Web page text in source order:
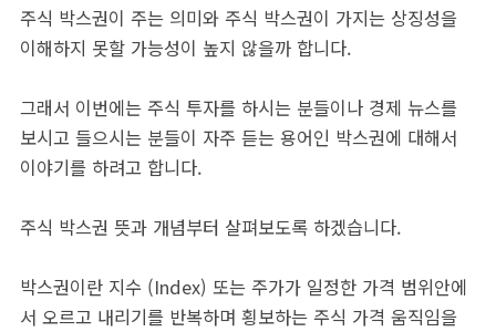
주식 박스권이 주는 의미와 주식 박스권이 가지는 상징성을
이해하지 못할 가능성이 높지 않을까 합니다.
그래서 이번에는 주식 투자를 하시는 분들이나 경제 뉴스를
보시고 들으시는 분들이 자주 듣는 용어인 박스권에 대해서
이야기를 하려고 합니다.
주식 박스권 뜻과 개념부터 살펴보도록 하겠습니다.
박스권이란 지수 (Index) 또는 주가가 일정한 가격 범위안에
서 오르고 내리기를 반복하며 횡보하는 주식 가격 움직임을